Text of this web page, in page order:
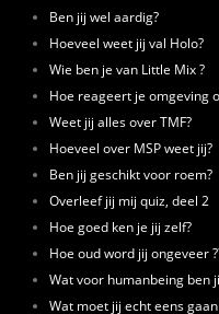
Ben jij wel aardig?
Hoeveel weet jij val Holo?
Wie ben je van Little Mix ?
Hoe reageert je omgeving
Weet jij alles over TMF?
Hoeveel over MSP weet jij?
Ben jij geschikt voor roem?
Overleef jij mij quiz, deel 2
Hoe goed ken je jij zelf?
Hoe oud word jij ongeveer
Wat voor humanbeing ben
Wat moet jij echt eens